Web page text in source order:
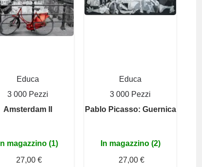
Educa
3 000 Pezzi
Amsterdam II
In magazzino (1)
27,00 €
Educa
3 000 Pezzi
Pablo Picasso: Guernica
In magazzino (2)
27,00 €